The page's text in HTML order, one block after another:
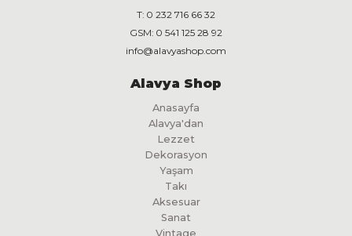
T: 0 232 716 66 32
GSM: 0 541 125 28 92
info@alavyashop.com
Alavya Shop
Anasayfa
Alavya'dan
Lezzet
Dekorasyon
Yaşam
Takı
Aksesuar
Sanat
Vintage